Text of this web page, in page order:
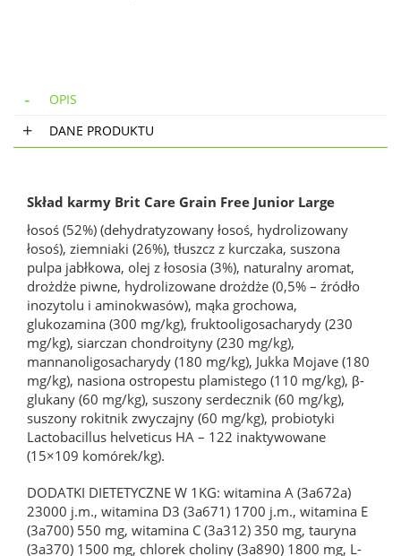
OPIS
DANE PRODUKTU
Skład karmy Brit Care Grain Free Junior Large
łosoś (52%) (dehydratyzowany łosoś, hydrolizowany
łosoś), ziemniaki (26%), tłuszcz z kurczaka, suszona
pulpa jabłkowa, olej z łososia (3%), naturalny aromat,
drożdże piwne, hydrolizowane drożdże (0,5% – źródło
inozytolu i aminokwasów), mąka grochowa,
glukozamina (300 mg/kg), fruktooligosacharydy (230
mg/kg), siarczan chondroityny (230 mg/kg),
mannanoligosacharydy (180 mg/kg), Jukka Mojave (180
mg/kg), nasiona ostropestu plamistego (110 mg/kg), β-
glukany (60 mg/kg), suszony serdecznik (60 mg/kg),
suszony rokitnik zwyczajny (60 mg/kg), probiotyki
Lactobacillus helveticus HA – 122 inaktywowane
(15×109 komórek/kg).
DODATKI DIETETYCZNE W 1KG: witamina A (3a672a)
23000 j.m., witamina D3 (3a671) 1700 j.m., witamina E
(3a700) 550 mg, witamina C (3a312) 350 mg, tauryna
(3a370) 1500 mg, chlorek choliny (3a890) 1800 mg, L-